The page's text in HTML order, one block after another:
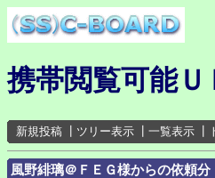
携帯閲覧可能Ｕ
新規投稿 ツリー表示 一覧表示
風野緋璃＠ＦＥＧ様からの依頼分